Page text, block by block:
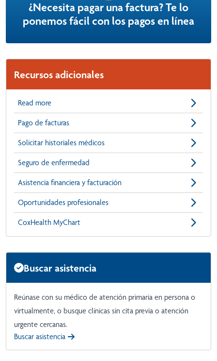
¿Necesita pagar una factura? Te lo
ponemos fácil con los pagos en línea
Recursos adicionales
Read more
Pago de facturas
Solicitar historiales médicos
Seguro de enfermedad
Asistencia financiera y facturación
Oportunidades profesionales
CoxHealth MyChart
Buscar asistencia
Reúnase con su médico de atención primaria en persona o
virtualmente, o busque clínicas sin cita previa o atención
urgente cercanas.
Buscar asistencia